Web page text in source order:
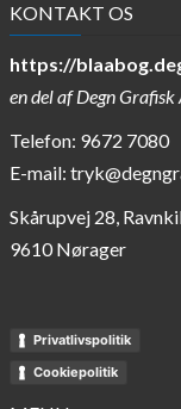
KONTAKT OS
https://
en del afDegn Grafisk
Telefon: 9672 7080
E-mail:
Skårupvej 28,
9610 Nørager
Privatlivspolitik
Cookiepolitik